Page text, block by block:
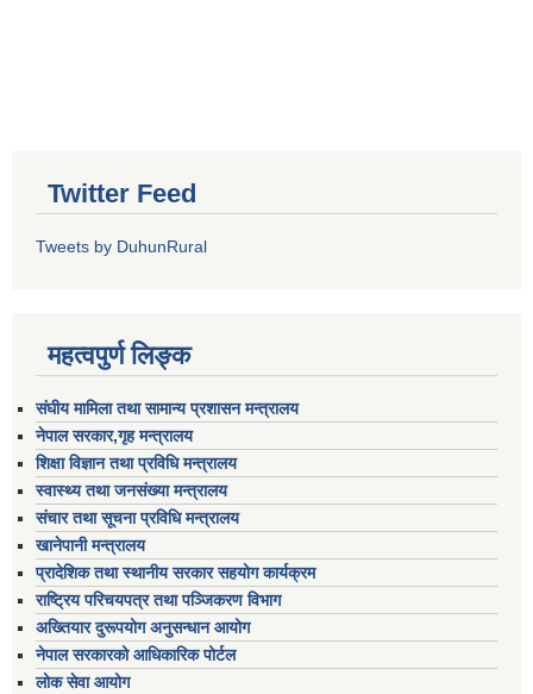
Twitter Feed
Tweets by DuhunRural
महत्वपुर्ण लिङ्क
संघीय मामिला तथा सामान्य प्रशासन मन्त्रालय
नेपाल सरकार,गृह मन्त्रालय
शिक्षा विज्ञान तथा प्रविधि मन्त्रालय
स्वास्थ्य तथा जनसंख्या मन्त्रालय
संचार तथा सूचना प्रविधि मन्त्रालय
खानेपानी मन्त्रालय
प्रादेशिक तथा स्थानीय सरकार सहयोग कार्यक्रम
राष्ट्रिय परिचयपत्र तथा पञ्जिकरण विभाग
अख्तियार दुरूपयोग अनुसन्धान आयोग
नेपाल सरकारको आधिकारिक पोर्टल
लोक सेवा आयोग